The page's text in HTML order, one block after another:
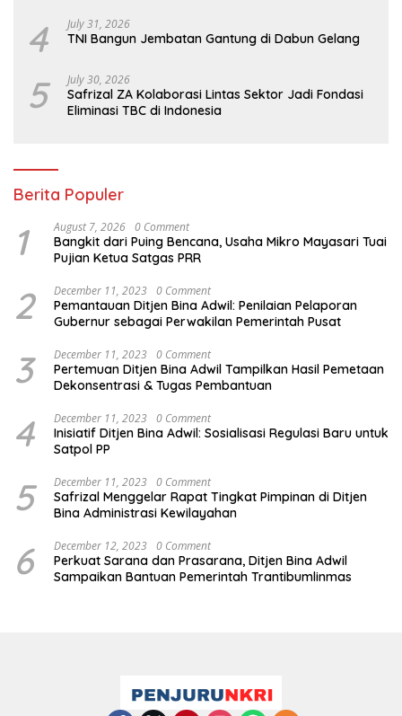
4 July 31, 2026
TNI Bangun Jembatan Gantung di Dabun Gelang
5 July 30, 2026
Safrizal ZA Kolaborasi Lintas Sektor Jadi Fondasi
Eliminasi TBC di Indonesia
Berita Populer
1 August 7, 2026 0 Comment
Bangkit dari Puing Bencana, Usaha Mikro Mayasari Tuai
Pujian Ketua Satgas PRR
2 December 11, 2023 0 Comment
Pemantauan Ditjen Bina Adwil: Penilaian Pelaporan
Gubernur sebagai Perwakilan Pemerintah Pusat
3 December 11, 2023 0 Comment
Pertemuan Ditjen Bina Adwil Tampilkan Hasil Pemetaan
Dekonsentrasi & Tugas Pembantuan
4 December 11, 2023 0 Comment
Inisiatif Ditjen Bina Adwil: Sosialisasi Regulasi Baru untuk
Satpol PP
5 December 11, 2023 0 Comment
Safrizal Menggelar Rapat Tingkat Pimpinan di Ditjen
Bina Administrasi Kewilayahan
6 December 12, 2023 0 Comment
Perkuat Sarana dan Prasarana, Ditjen Bina Adwil
Sampaikan Bantuan Pemerintah Trantibumlinmas